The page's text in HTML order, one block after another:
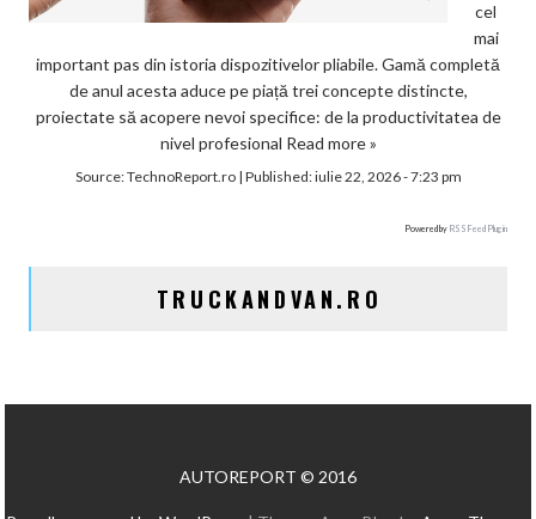
cel
mai
important pas din istoria dispozitivelor pliabile. Gamă completă
de anul acesta aduce pe piață trei concepte distincte,
proiectate să acopere nevoi specifice: de la productivitatea de
nivel profesional Read more »
Source:TechnoReport.ro| Published:iulie 22, 2026 - 7:23 pm
Powered by RSS Feed Plugin
TRUCKANDVAN.RO
AUTOREPORT © 2016